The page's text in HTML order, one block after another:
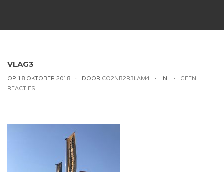
VLAG3
OP 18 OKTOBER 2018 DOOR CO2NB2R3LAM4 IN
GEEN
REACTIES